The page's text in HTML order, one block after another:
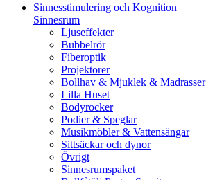
Sinnesstimulering och Kognition
Sinnesrum
Ljuseffekter
Bubbelrör
Fiberoptik
Projektorer
Bollhav & Mjuklek & Madrasser
Lilla Huset
Bodyrocker
Podier & Speglar
Musikmöbler & Vattensängar
Sittsäckar och dynor
Övrigt
Sinnesrumspaket